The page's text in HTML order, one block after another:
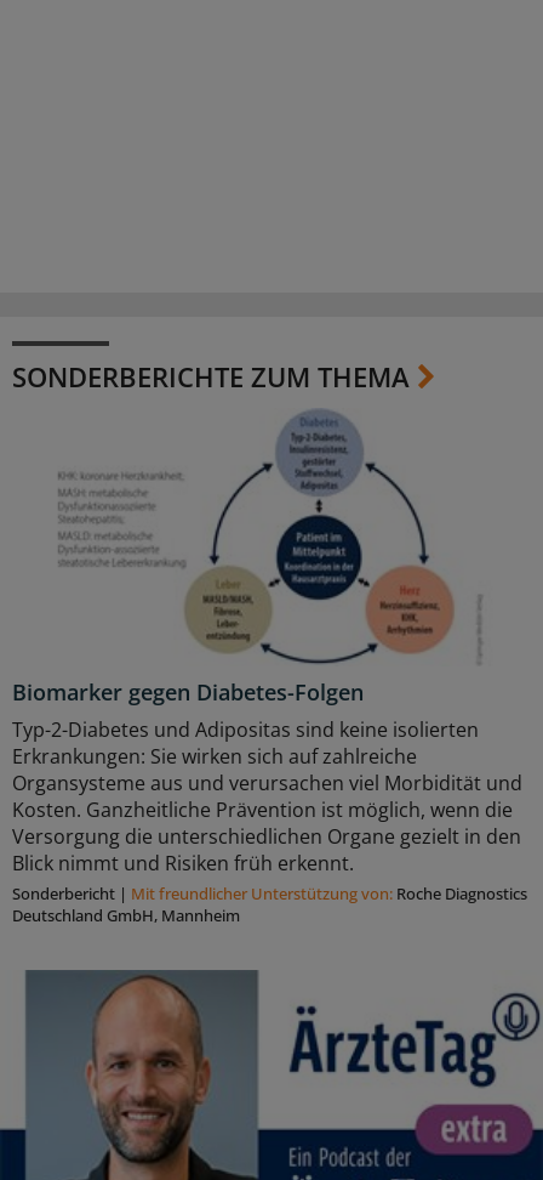
SONDERBERICHTE ZUM THEMA
Biomarker gegen Diabetes-Folgen
Typ-2-Diabetes und Adipositas sind keine isolierten
Erkrankungen: Sie wirken sich auf zahlreiche
Organsysteme aus und verursachen viel Morbidität und
Kosten. Ganzheitliche Prävention ist möglich, wenn die
Versorgung die unterschiedlichen Organe gezielt in den
Blick nimmt und Risiken früh erkennt.
Sonderbericht | Mit freundlicher Unterstützung von: Roche Diagnostics
Deutschland GmbH, Mannheim